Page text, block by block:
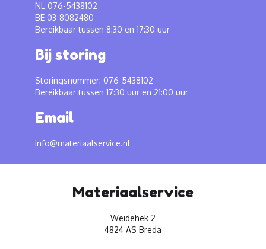
NL 076-5438102
BE 03-8082480
Bereikbaar tussen 8:30 en 17:30 uur
Bij storing
Storingsnummer: 076-5438102
Bereikbaar tussen 17:30 uur en 21:00 uur
Email
info@materiaalservice.nl
Materiaalservice
Weidehek 2
4824 AS Breda